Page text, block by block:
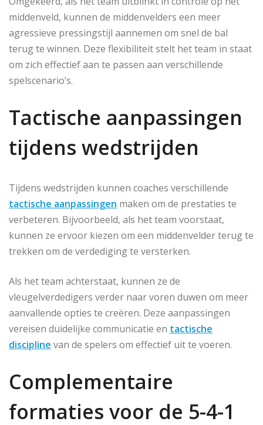
middenveld, kunnen de middenvelders een meer
agressieve pressingstijl aannemen om snel de bal
terug te winnen. Deze flexibiliteit stelt het team in staat
om zich effectief aan te passen aan verschillende
spelscenario’s.
Tactische aanpassingen
tijdens wedstrijden
Tijdens wedstrijden kunnen coaches verschillende
tactische aanpassingen maken om de prestaties te
verbeteren. Bijvoorbeeld, als het team voorstaat,
kunnen ze ervoor kiezen om een middenvelder terug te
trekken om de verdediging te versterken.
Als het team achterstaat, kunnen ze de
vleugelverdedigers verder naar voren duwen om meer
aanvallende opties te creëren. Deze aanpassingen
vereisen duidelijke communicatie en tactische
discipline van de spelers om effectief uit te voeren.
Complementaire
formaties voor de 5-4-1